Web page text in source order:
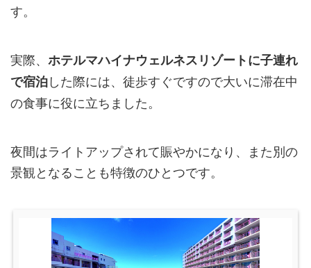
す。
実際、 ホテルマハイナウェルネスリゾートに子連れ
で宿泊した際には、徒歩すぐですので大いに滞在中
の食事に役に立ちました。
夜間はライトアップされて賑やかになり、また別の
景観となることも特徴のひとつです。